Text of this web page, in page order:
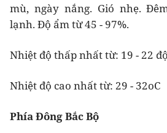
mù, ngày nắng. Gió nhẹ.
lạnh. Độ ẩm từ 45 - 97%.
Nhiệt độ thấp nhất từ: 19 - 22
Nhiệt độ cao nhất từ: 29 - 32oC
Phía Đông Bắc Bộ